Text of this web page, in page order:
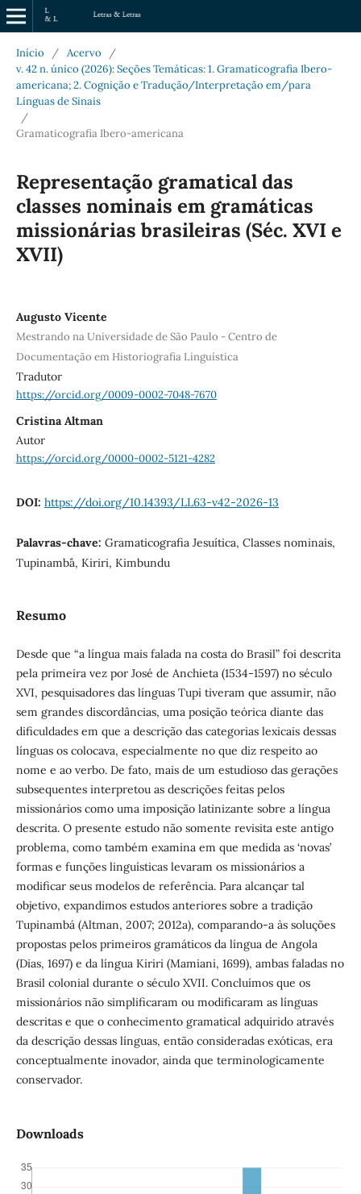
Início / Acervo
/
v. 42 n. único (2026): Seções Temáticas: 1. Gramaticografia Ibero-
americana; 2. Cognição e Tradução/Interpretação em/para
Línguas de Sinais
/
Gramaticografia Ibero-americana
Representação gramatical das
classes nominais em gramáticas
missionárias brasileiras (Séc. XVI e
XVII)
Augusto Vicente
Mestrando na Universidade de São Paulo - Centro de
Documentação em Historiografia Linguística
Tradutor
https://orcid.org/0009-0002-7048-7670
Cristina Altman
Autor
https://orcid.org/0000-0002-5121-4282
DOI: https://doi.org/10.14393/LL63-v42-2026-13
Palavras-chave: Gramaticografia Jesuítica, Classes nominais,
Tupinamb´á, Kiriri, Kimbundu
Resumo
Desde que “a língua mais falada na costa do Brasil” foi descrita
pela primeira vez por José de Anchieta (1534-1597) no século
XVI, pesquisadores das línguas Tupi tiveram que assumir, não
sem grandes discordâncias, uma posição teórica diante das
dificuldades em que a descrição das categorias lexicais dessas
línguas os colocava, especialmente no que diz respeito ao
nome e ao verbo. De fato, mais de um estudioso das gerações
subsequentes interpretou as descrições feitas pelos
missionários como uma imposição latinizante sobre a língua
descrita. O presente estudo não somente revisita este antigo
problema, como também examina em que medida as ‘novas’
formas e funções linguísticas levaram os missionários a
modificar seus modelos de referência. Para alcançar tal
objetivo, expandimos estudos anteriores sobre a tradição
Tupinambá (Altman, 2007; 2012a), comparando-a às soluções
propostas pelos primeiros gramáticos da língua de Angola
(Dias, 1697) e da língua Kiriri (Mamiani, 1699), ambas faladas no
Brasil colonial durante o século XVII. Concluímos que os
missionários não simplificaram ou modificaram as línguas
descritas e que o conhecimento gramatical adquirido através
da descrição dessas línguas, então consideradas exóticas, era
conceptualmente inovador, ainda que terminologicamente
conservador.
Downloads